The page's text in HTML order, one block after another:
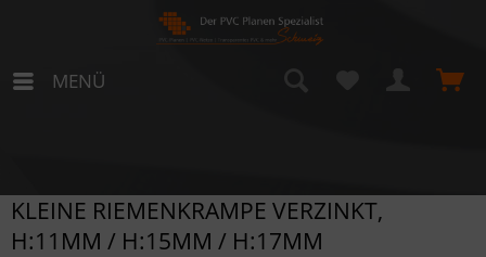
MENÜ
KLEINE RIEMENKRAMPE VERZINKT,
H:11MM / H:15MM / H:17MM